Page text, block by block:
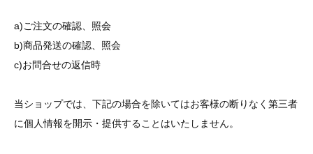
a)ご注文の確認、照会
b)商品発送の確認、照会
c)お問合せの返信時
当ショップでは、下記の場合を除いてはお客様の断りなく第三者
に個人情報を開示・提供することはいたしません。